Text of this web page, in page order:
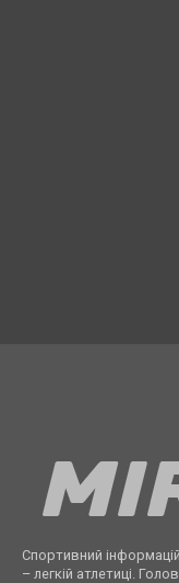
Спортивний
– легкій атлетиці.